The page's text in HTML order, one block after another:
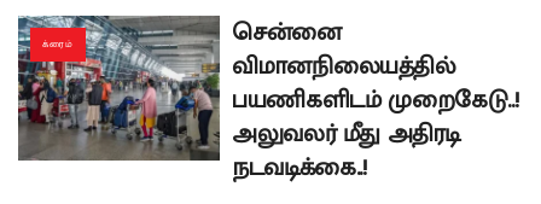
க்ரைம்
சென்னை
விமானநிலையத்தில்
பயணிகளிடம் முறைகேடு..!
அலுவலர் மீது அதிரடி
நடவடிக்கை..!